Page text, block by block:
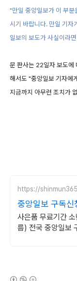
"만일 중앙일보가 이 부분
시기 바랍니다. 만일 기자
일보의 보도가 사실이라
문 판사는 22일자 보도에
해서도 "중앙일보 기자에
지금까지 아무런 조치가
https://
중앙일보 구독신
사은품 무료기간
름) 전국 중앙일보